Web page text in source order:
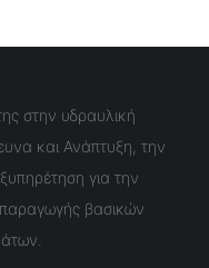
στην υδραυλική
και Ανάπτυξη, την
για την
βασικών